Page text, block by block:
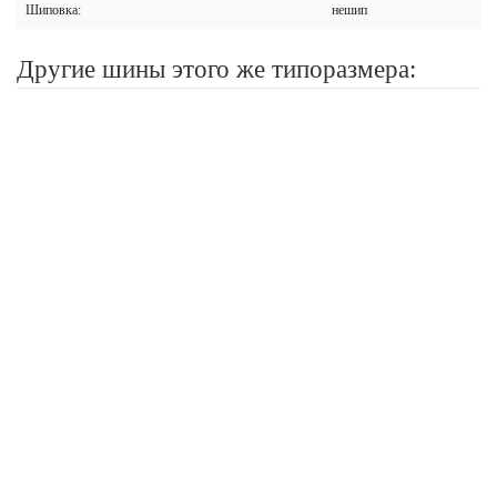
Шиповка: нешип
Другие шины этого же типоразмера: